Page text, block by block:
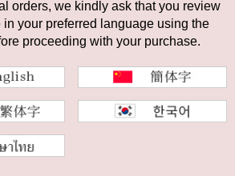
商品の状態から探す
未使用品
アンティーク品
品 SALE
orders, we kindly ask that you review
your preferred language using the
proceeding with your purchase.